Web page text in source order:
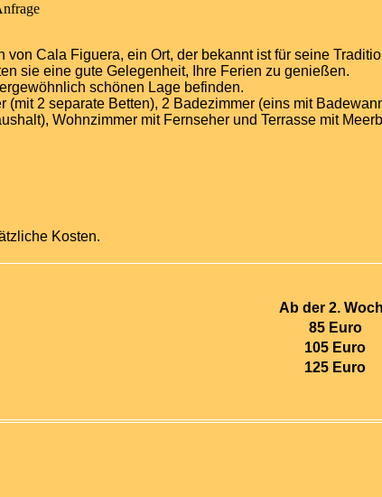
Cala Figuera, ein Ort, der bekannt ist für seine
sie eine gute Gelegenheit, Ihre Ferien zu genießen.
schönen Lage befinden.
2 separate Betten), 2 Badezimmer (eins mit
Wohnzimmer mit Fernseher und Terrasse mit
Kosten.
Ab der 2.
85 Euro
105 Euro
125 Euro